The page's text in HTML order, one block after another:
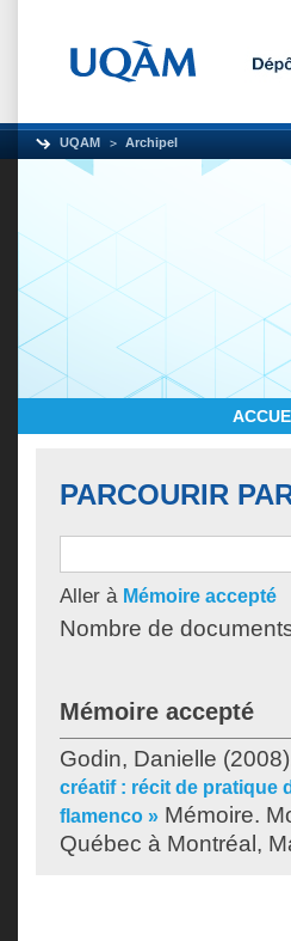
UQAM Archipel
PARCOURIR
Aller à Mémoire accepté
Nombre de
Mémoire accepté
Godin, Danielle
créatif : récit de pratique
flamenco » Mémoire.
Québec à Montréal,